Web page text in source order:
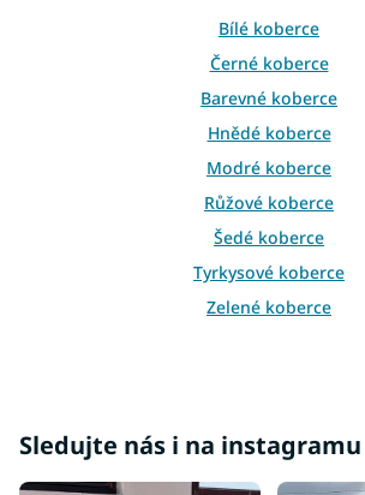
v
y
v
ý
p
i
u
Bílé koberce
Černé koberce
Barevné koberce
Hnědé koberce
Modré koberce
Růžové koberce
Šedé koberce
Tyrkysové koberce
Zelené koberce
Fialové koberce
Oranžové koberce
Sledujte nás i na instagramu